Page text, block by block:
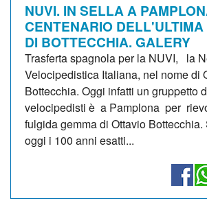
NUVI. IN SELLA A
CENTENARIO
DI BOTTECCHIA. GALERY
Trasferta spagnola per la NUVI, la
Velocipedistica Italiana, nel nome di
Bottecchia. Oggi infatti un gruppetto
velocipedisti è a Pamplona per
fulgida gemma di Ottavio
oggi i 100 anni esatti...